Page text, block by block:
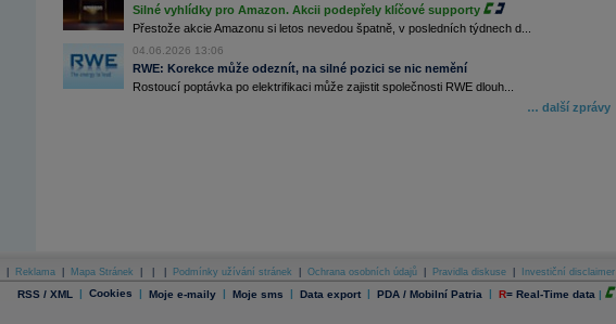
Silné vyhlídky pro Amazon. Akcii podepřely klíčové supporty
Přestože akcie Amazonu si letos nevedou špatně, v posledních týdnech d...
04.06.2026 13:06
RWE: Korekce může odeznít, na silné pozici se nic nemění
Rostoucí poptávka po elektrifikaci může zajistit společnosti RWE dlouh...
… další zprávy
Reklama Mapa Stránek Podmínky užívání stránek Ochrana osobních údajů Pravidla diskuse Investiční disclaimer
RSS / XML | Cookies | Moje e-maily | Moje sms | Data export | PDA / Mobilní Patria | R= Real-Time data |